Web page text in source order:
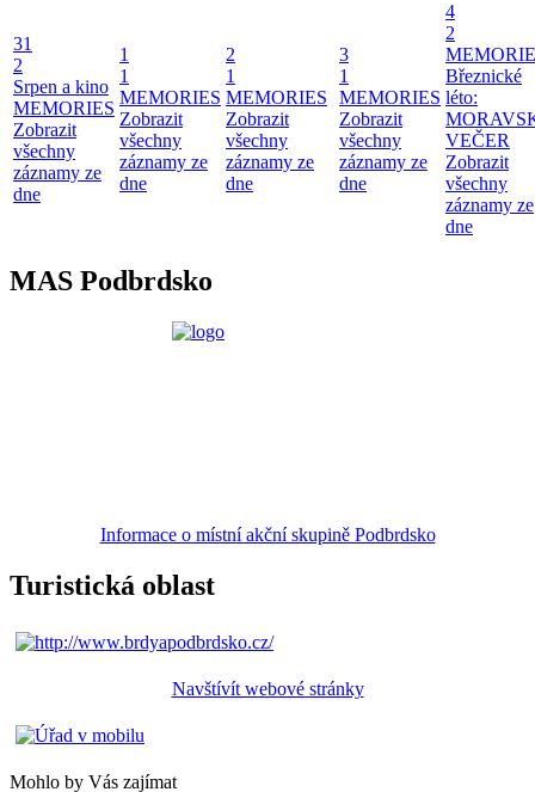
31
2
Srpen a kino
MEMORIES
Zobrazit
všechny
záznamy ze
dne
1
1
MEMORIES
Zobrazit
všechny
záznamy ze
dne
2
1
MEMORIES
Zobrazit
všechny
záznamy ze
dne
3
1
MEMORIES
Zobrazit
všechny
záznamy ze
dne
4
2
Březnické
léto:
VEČER
Zobrazit
všechny
záznamy ze
dne
MAS Podbrdsko
Informace o místní akční skupině Podbrdsko
Turistická oblast
Navštívít webové stránky
Mohlo by Vás zajímat